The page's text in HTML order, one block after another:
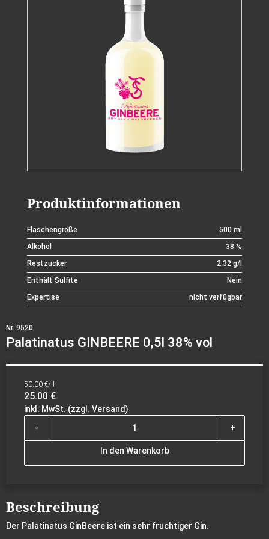
Produktinformationen
Flaschengröße
500 ml
Alkohol
38 %
Restzucker
2.32 g/l
Enthält Sulfite
Nein
Expertise
nicht verfügbar
Nr. 9520
Palatinatus GINBEERE 0,5l 38% vol
50.00 €/ l
25.00 €
inkl. MwSt. (zzgl. Versand)
-
+
In den Warenkorb
Beschreibung
Der Palatinatus GinBeere ist ein sehr fruchtiger Gin.